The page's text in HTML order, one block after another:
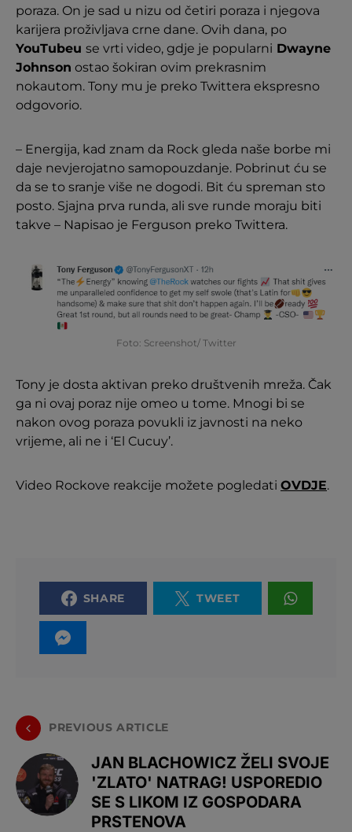
poraza. On je sad u nizu od četiri poraza i njegova
karijera proživljava crne dane. Ovih dana, po
YouTubeu se vrti video, gdje je popularni Dwayne
Johnson ostao šokiran ovim prekrasnim
nokautom. Tony mu je preko Twittera ekspresno
odgovorio.
– Energija, kad znam da Rock gleda naše borbe mi
daje nevjerojatno samopouzdanje. Pobrinut ću se
da se to sranje više ne dogodi. Bit ću spreman sto
posto. Sjajna prva runda, ali sve runde moraju biti
takve – Napisao je Ferguson preko Twittera.
Foto: Screenshot/ Twitter
Tony je dosta aktivan preko društvenih mreža. Čak
ga ni ovaj poraz nije omeo u tome. Mnogi bi se
nakon ovog poraza povukli iz javnosti na neko
vrijeme, ali ne i ‘El Cucuy’.
Video Rockove reakcije možete pogledati OVDJE.
SHARE TWEET
PREVIOUS ARTICLE
JAN BLACHOWICZ ŽELI SVOJE
'ZLATO' NATRAG! USPOREDIO
SE S LIKOM IZ GOSPODARA
PRSTENOVA